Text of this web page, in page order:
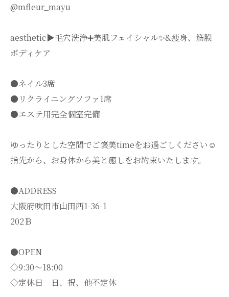
@mfleur_mayu
aesthetic▶︎毛穴洗浄➕美肌フェイシャル✨&痩身、筋膜
ボディケア
●ネイル3席
●リクライニングソファ1席
●エステ用完全個室完備
ゆったりとした空間でご褒美timeをお過ごしください☺️
指先から、お身体から美と癒しをお約束いたします。
●ADDRESS
大阪府吹田市山田西1-36-1
202Ｂ
●OPEN
◇9:30～18:00
◇定休日 日、祝、他不定休